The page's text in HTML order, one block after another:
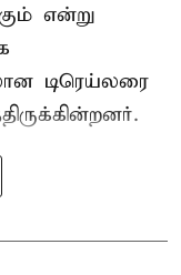
என்று
டிரெய்லரை